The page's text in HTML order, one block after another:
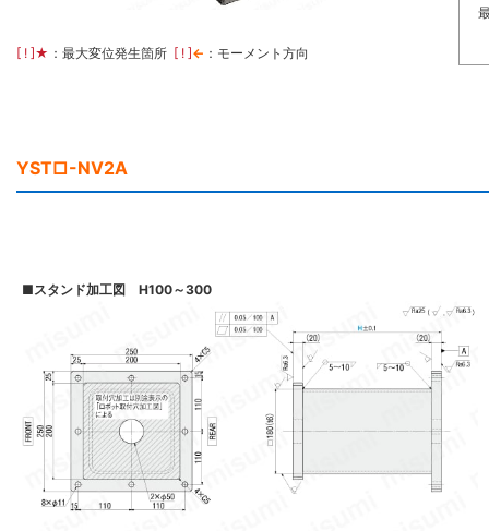
[ ! ]★ ：最大変位発生箇所 [ ! ]← ：モーメント方向
YST□-NV2A
■スタンド加工図 H100～300